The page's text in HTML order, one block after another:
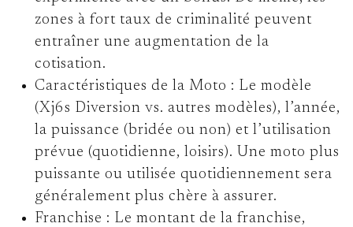
zones à fort taux de criminalité peuvent
entraîner une augmentation de la
cotisation.
Caractéristiques de la Moto : Le modèle
(Xj6s Diversion vs. autres modèles), l’année,
la puissance (bridée ou non) et l’utilisation
prévue (quotidienne, loisirs). Une moto plus
puissante ou utilisée quotidiennement sera
généralement plus chère à assurer.
Franchise : Le montant de la franchise,